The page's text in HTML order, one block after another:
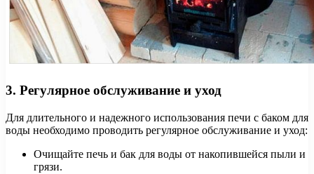
3. Регулярное обслуживание и уход
Для длительного и надежного использования печи с баком для
воды необходимо проводить регулярное обслуживание и уход:
Очищайте печь и бак для воды от накопившейся пыли и
грязи.